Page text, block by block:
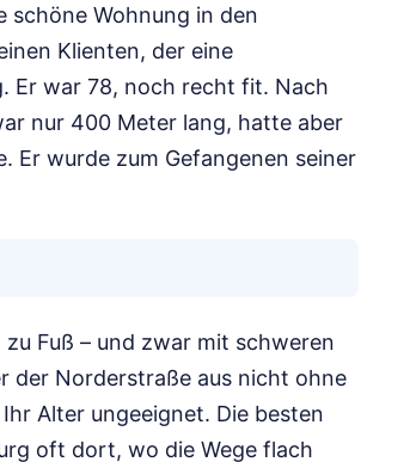
schöne Wohnung in den
Klienten, der eine
Er war 78, noch recht fit. Nach
nur 400 Meter lang, hatte aber
Er wurde zum Gefangenen seiner
Fuß – und zwar mit schweren
der Norderstraße aus nicht ohne
Alter ungeeignet. Die besten
oft dort, wo die Wege flach